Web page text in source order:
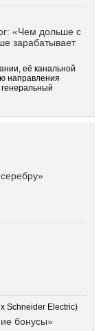
«Чем дольше с
зарабатывает
её канальной
направления
Schneider Electric)
бонусы»